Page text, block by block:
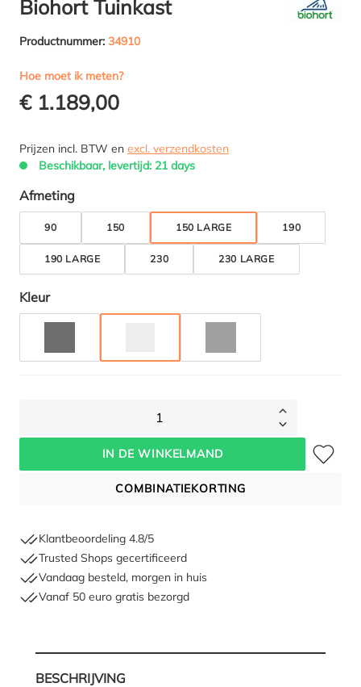
Biohort Tuinkast
Productnummer: 34910
Hoe moet ik meten?
€ 1.189,00
Prijzen incl. BTW en excl. verzendkosten
Beschikbaar, levertijd: 21 days
Selecteer
Afmeting
90 150 150 LARGE 190
190 LARGE 230 230 LARGE
Selecteer
Kleur
1
IN DE WINKELMAND
COMBINATIEKORTING
Klantbeoordeling 4.8/5
Trusted Shops gecertificeerd
Vandaag besteld, morgen in huis
Vanaf 50 euro gratis bezorgd
BESCHRIJVING